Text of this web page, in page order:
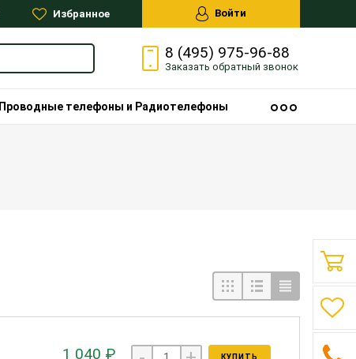
Избранное Войти
8 (495) 975-96-88
Заказать обратный звонок
Проводные телефоны и Радиотелефоны
1 040 ₽ КУПИТЬ